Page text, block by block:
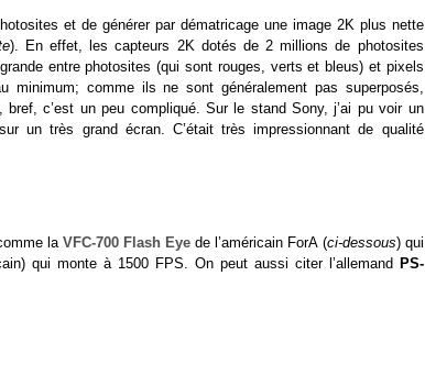
et de générer par dématricage une image 2K plus nette
). En effet, les capteurs 2K dotés de 2 millions de photosites
entre photosites (qui sont rouges, verts et bleus) et pixels
comme ils ne sont généralement pas superposés,
c’est un peu compliqué. Sur le stand Sony, j’ai pu voir un
un très grand écran. C’était très impressionnant de qualité
la VFC-700 Flash Eye de l’américain ForA (ci-dessous) qui
qui monte à 1500 FPS. On peut aussi citer l’allemand PS-